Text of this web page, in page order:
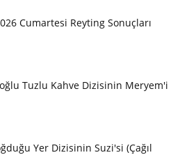
Cumartesi Reyting Sonuçları
Tuzlu Kahve Dizisinin Meryem'i
Yer Dizisinin Suzi'si (Çağıl